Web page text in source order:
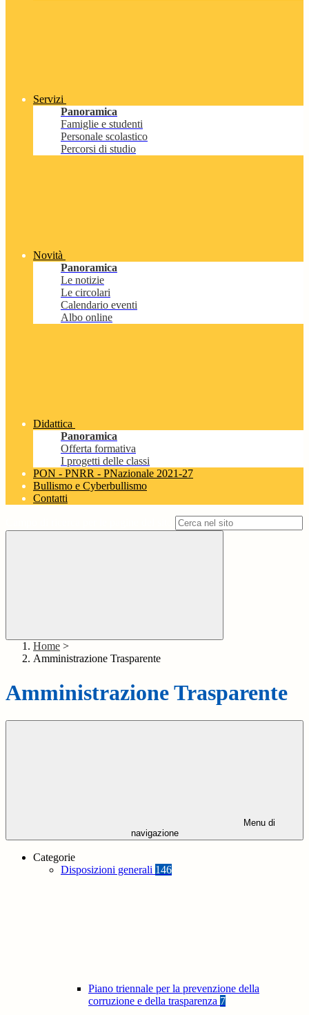
Servizi
Panoramica
Famiglie e studenti
Personale scolastico
Percorsi di studio
Novità
Panoramica
Le notizie
Le circolari
Calendario eventi
Albo online
Didattica
Panoramica
Offerta formativa
I progetti delle classi
PON - PNRR - PNazionale 2021-27
Bullismo e Cyberbullismo
Contatti
Home >
Amministrazione Trasparente
Amministrazione Trasparente
Menu di
navigazione
Categorie
Disposizioni generali 146
Piano triennale per la prevenzione della
corruzione e della trasparenza 7